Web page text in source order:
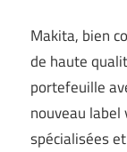
Makita, bien
de haute
portefeuille
nouveau
spécialisées